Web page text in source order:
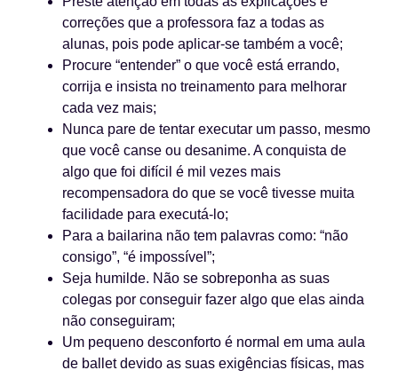
correções que a professora faz a todas as
alunas, pois pode aplicar-se também a você;
Procure “entender” o que você está errando,
corrija e insista no treinamento para melhorar
cada vez mais;
Nunca pare de tentar executar um passo, mesmo
que você canse ou desanime. A conquista de
algo que foi difícil é mil vezes mais
recompensadora do que se você tivesse muita
facilidade para executá-lo;
Para a bailarina não tem palavras como: “não
consigo”, “é impossível”;
Seja humilde. Não se sobreponha as suas
colegas por conseguir fazer algo que elas ainda
não conseguiram;
Um pequeno desconforto é normal em uma aula
de ballet devido as suas exigências físicas, mas